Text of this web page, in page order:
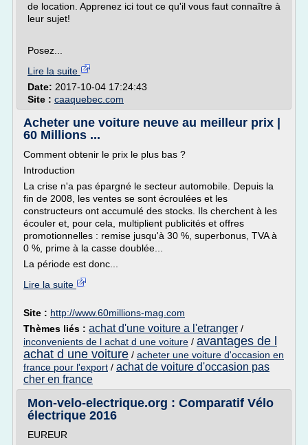
de location. Apprenez ici tout ce qu'il vous faut connaître à
leur sujet!
Posez...
Lire la suite
Date: 2017-10-04 17:24:43
Site : caaquebec.com
Acheter une voiture neuve au meilleur prix |
60 Millions ...
Comment obtenir le prix le plus bas ?
Introduction
La crise n'a pas épargné le secteur automobile. Depuis la
fin de 2008, les ventes se sont écroulées et les
constructeurs ont accumulé des stocks. Ils cherchent à les
écouler et, pour cela, multiplient publicités et offres
promotionnelles : remise jusqu'à 30 %, superbonus, TVA à
0 %, prime à la casse doublée...
La période est donc...
Lire la suite
Site : http://www.60millions-mag.com
Thèmes liés : achat d'une voiture a l'etranger /
inconvenients de l achat d une voiture / avantages de l
achat d une voiture / acheter une voiture d'occasion en
france pour l'export / achat de voiture d'occasion pas
cher en france
Mon-velo-electrique.org : Comparatif Vélo
électrique 2016
EUREUR